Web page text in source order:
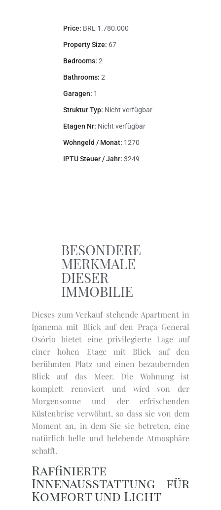
Price: BRL 1.780.000
Property Size: 67
Bedrooms: 2
Bathrooms: 2
Garagen: 1
Struktur Typ: Nicht verfügbar
Etagen Nr: Nicht verfügbar
Wohngeld / Monat: 1270
IPTU Steuer / Jahr: 3249
BESONDERE
MERKMALE
DIESER
IMMOBILIE
Dieses zum Verkauf stehende Apartment in
Ipanema mit Blick auf den Praça General
Osório bietet eine privilegierte Lage auf
einer hohen Etage mit Blick auf den
berühmten Platz und einen bezaubernden
Blick auf das Meer. Die Wohnung ist
komplett renoviert und wird von der
Morgensonne und der erfrischenden
Küstenbrise verwöhnt, so dass sie von dem
Moment an, in dem Sie sie betreten, eine
natürlich helle und belebende Atmosphäre
schafft.
Raffinierte
Innenausstattung für
Komfort und Licht